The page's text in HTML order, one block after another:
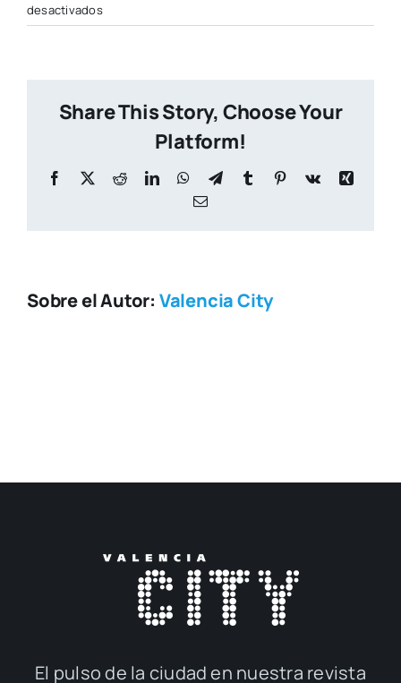
desactivadosen
gimnasio2.jpg
Share This Story, Choose Your
Platform!
Facebook
X RedditLinkedInWhatsApp
TelegramTumblr Pinterest
Vk
Xing
Correo
Sobre el Autor: Valencia City
El pul­so de la ciu­dad en nues­tra revis­ta